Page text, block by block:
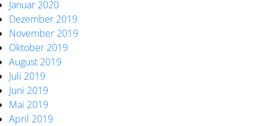
Januar 2020
Dezember 2019
November 2019
Oktober 2019
August 2019
Juli 2019
Juni 2019
Mai 2019
April 2019